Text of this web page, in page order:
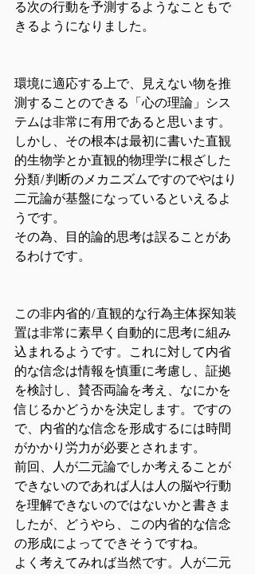
る次の行動を予測するようなこともで
きるようになりました。
環境に適応する上で、見えない物を推
測することのできる「心の理論」シス
テムは非常に有用であると思います。
しかし、その根本は最初に書いた直観
的生物学とか直観的物理学に根ざした
分類/判断のメカニズムですのでやはり
二元論が基盤になっているといえるよ
うです。
その為、目的論的思考は誤ることがあ
るわけです。
この非内省的/直観的な行為主体探知装
置は非常に素早く自動的に思考に組み
込まれるようです。これに対して内省
的な信念は情報を慎重に考慮し、証拠
を検討し、賛否両論を考え、なにかを
信じるかどうかを決定します。ですの
で、内省的な信念を形成するには時間
がかかり労力が必要とされます。
前回、人が二元論でしか考えることが
できないのであれば人は人の脳や行動
を理解できないのではないかと書きま
したが、どうやら、この内省的な信念
の形成によってできそうですね。
よく考えてみれば当然です。人が二元